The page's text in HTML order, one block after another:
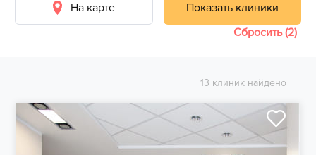
На карте
Показать клиники
Сбросить (2)
13 клиник найдено